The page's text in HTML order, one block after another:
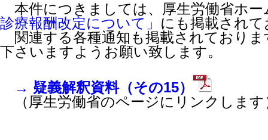
本件につきましては、厚生労働省ホー
診療報酬改定について」 にも掲載され
関連する各種通知も掲載されており
下さいますようお願い致します。
→ 疑義解釈資料（その15）
（厚生労働省のページにリンクします